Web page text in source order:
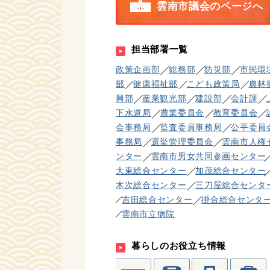
雲南市議会のページへ
担当部署一覧
政策企画部 総務部 防災部
市民環
部
健康福祉部 こども政策局
農林
興部
産業観光部 建設部 会計課
下水道局
農業委員会 教育委員会
会事務局
監査委員事務局
公平委員
事務局
選挙管理委員会
雲南市人権
ンター
雲南市男女共同参画センター
大東総合センター
加茂総合センター
木次総合センター
三刀屋総合センタ
吉田総合センター
掛合総合センタ
雲南市立病院
暮らしのお役立ち情報